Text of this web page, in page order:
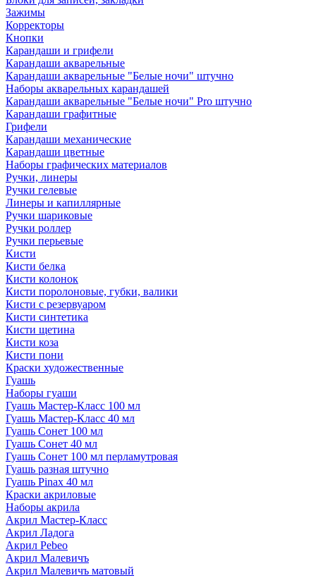
Зажимы
Корректоры
Кнопки
Карандаши и грифели
Карандаши акварельные
Карандаши акварельные "Белые ночи" штучно
Наборы акварельных карандашей
Карандаши акварельные "Белые ночи" Pro штучно
Карандаши графитные
Грифели
Карандаши механические
Карандаши цветные
Наборы графических материалов
Ручки, линеры
Ручки гелевые
Линеры и капиллярные
Ручки шариковые
Ручки роллер
Ручки перьевые
Кисти
Кисти белка
Кисти колонок
Кисти поролоновые, губки, валики
Кисти с резервуаром
Кисти синтетика
Кисти щетина
Кисти коза
Кисти пони
Краски художественные
Гуашь
Наборы гуаши
Гуашь Мастер-Класс 100 мл
Гуашь Мастер-Класс 40 мл
Гуашь Сонет 100 мл
Гуашь Сонет 40 мл
Гуашь Сонет 100 мл перламутровая
Гуашь разная штучно
Гуашь Pinax 40 мл
Краски акриловые
Наборы акрила
Акрил Мастер-Класс
Акрил Ладога
Акрил Pebeo
Акрил Малевичъ
Акрил Малевичъ матовый